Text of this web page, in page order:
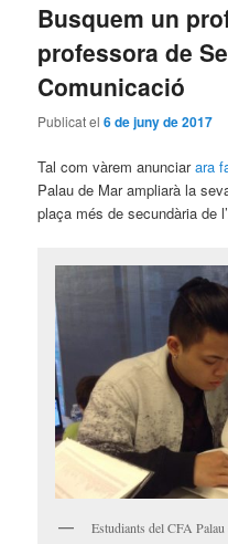
Busquem un
professora de
Comunicació
Publicat el6 de juny de 2017
Tal com vàrem anunciarara
Palau de Mar ampliarà la
plaça més de secundària de
Estudiants del CFA